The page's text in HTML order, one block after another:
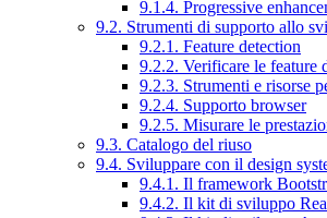
9.1.4. Progressive
9.2. Strumenti di supporto allo
9.2.1. Feature detection
9.2.2. Verificare le feature
9.2.3. Strumenti e risorse
9.2.4. Supporto browser
9.2.5. Misurare le
9.3. Catalogo del riuso
9.4. Sviluppare con il design
9.4.1. Il framework
9.4.2. Il kit di sviluppo